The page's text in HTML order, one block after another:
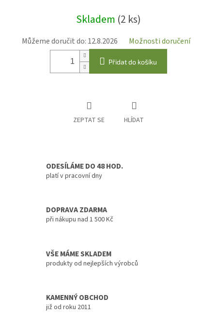
cena:
Skladem (2 ks)
Můžeme doručit do: 12.8.2026 Možnosti doručení
Přidat do košíku
ZEPTAT SE HLÍDAT
ODESÍLÁME DO 48 HOD.
platí v pracovní dny
DOPRAVA ZDARMA
při nákupu nad 1 500 Kč
VŠE MÁME SKLADEM
produkty od nejlepších výrobců
KAMENNÝ OBCHOD
již od roku 2011